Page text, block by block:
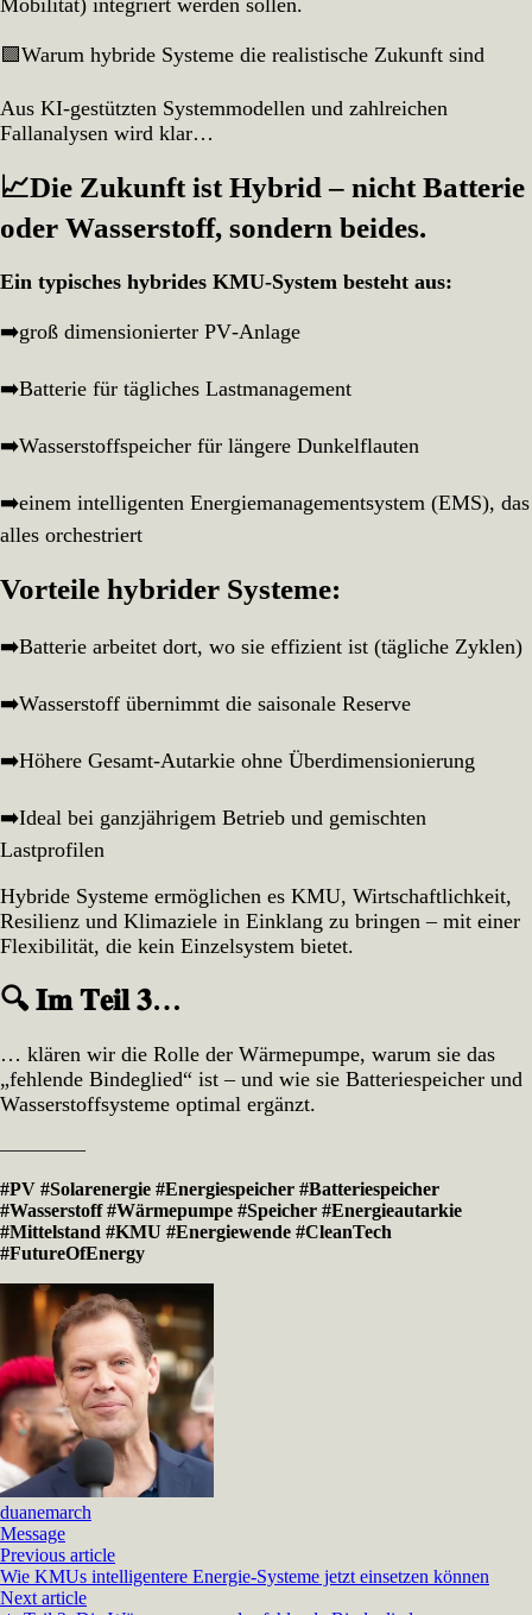
Mobilität) integriert werden sollen.
🟩Warum hybride Systeme die realistische Zukunft sind
Aus KI‑gestützten Systemmodellen und zahlreichen
Fallanalysen wird klar…
📈Die Zukunft ist Hybrid – nicht Batterie
oder Wasserstoff, sondern beides.
Ein typisches hybrides KMU‑System besteht aus:
➡️groß dimensionierter PV‑Anlage
➡️Batterie für tägliches Lastmanagement
➡️Wasserstoffspeicher für längere Dunkelflauten
➡️einem intelligenten Energiemanagementsystem (EMS), das
alles orchestriert
Vorteile hybrider Systeme:
➡️Batterie arbeitet dort, wo sie effizient ist (tägliche Zyklen)
➡️Wasserstoff übernimmt die saisonale Reserve
➡️Höhere Gesamt-Autarkie ohne Überdimensionierung
➡️Ideal bei ganzjährigem Betrieb und gemischten
Lastprofilen
Hybride Systeme ermöglichen es KMU, Wirtschaftlichkeit,
Resilienz und Klimaziele in Einklang zu bringen – mit einer
Flexibilität, die kein Einzelsystem bietet.
🔍 𝐈𝐦 𝐓𝐞𝐢𝐥 𝟑…
… klären wir die Rolle der Wärmepumpe, warum sie das
„fehlende Bindeglied“ ist – und wie sie Batteriespeicher und
Wasserstoffsysteme optimal ergänzt.
————–
#PV #Solarenergie #Energiespeicher #Batteriespeicher
#Wasserstoff #Wärmepumpe #Speicher #Energieautarkie
#Mittelstand #KMU #Energiewende #CleanTech
#FutureOfEnergy
duanemarch
Message
Previous article
Wie KMUs intelligentere Energie-Systeme jetzt einsetzen können
Next article